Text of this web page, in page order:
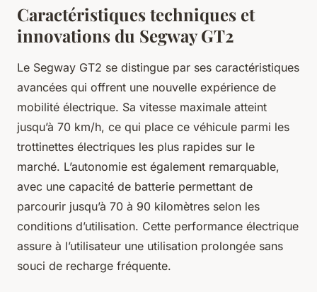
Caractéristiques techniques et
innovations du Segway GT2
Le Segway GT2 se distingue par ses caractéristiques
avancées qui offrent une nouvelle expérience de
mobilité électrique. Sa vitesse maximale atteint
jusqu’à 70 km/h, ce qui place ce véhicule parmi les
trottinettes électriques les plus rapides sur le
marché. L’autonomie est également remarquable,
avec une capacité de batterie permettant de
parcourir jusqu’à 70 à 90 kilomètres selon les
conditions d’utilisation. Cette performance électrique
assure à l’utilisateur une utilisation prolongée sans
souci de recharge fréquente.